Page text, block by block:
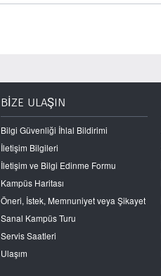
BİZE ULAŞIN
Bilgi Güvenliği İhlal Bildirimi
İletişim Bilgileri
İletişim ve Bilgi Edinme Formu
Kampüs Haritası
Öneri, İstek, Memnuniyet veya Şikayet
Sanal Kampüs Turu
Servis Saatleri
Ulaşım